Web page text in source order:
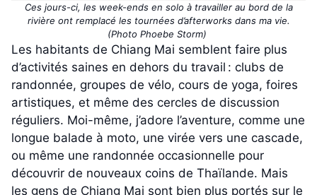
Ces jours-ci, les week-ends en solo à travailler au bord de la
rivière ont remplacé les tournées d’afterworks dans ma vie.
(Photo Phoebe Storm)
Les habitants de Chiang Mai semblent faire plus
d’activités saines en dehors du travail : clubs de
randonnée, groupes de vélo, cours de yoga, foires
artistiques, et même des cercles de discussion
réguliers. Moi-même, j’adore l’aventure, comme une
longue balade à moto, une virée vers une cascade,
ou même une randonnée occasionnelle pour
découvrir de nouveaux coins de Thaïlande. Mais
les gens de Chiang Mai sont bien plus portés sur le